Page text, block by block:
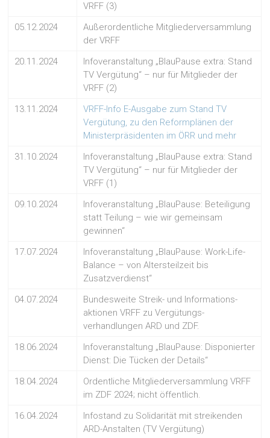
VRFF (3)
05.12.2024
Außerordentliche Mitgliederversammlung
der VRFF
20.11.2024
Infoveranstaltung „BlauPause extra: Stand
TV Vergütung“ – nur für Mitglieder der
VRFF (2)
13.11.2024
VRFF-Info E-Ausgabe zum Stand TV
Vergütung, zu den Reformplänen der
Ministerpräsidenten im ÖRR und mehr
31.10.2024
Infoveranstaltung „BlauPause extra: Stand
TV Vergütung“ – nur für Mitglieder der
VRFF (1)
09.10.2024
Infoveranstaltung „BlauPause: Beteiligung
statt Teilung – wie wir gemeinsam
gewinnen“
17.07.2024
Infoveranstaltung „BlauPause: Work-Life-
Balance – von Altersteilzeit bis
Zusatzverdienst“
04.07.2024
Bundesweite Streik- und Informations-
aktionen VRFF zu Vergütungs-
verhandlungen ARD und ZDF.
18.06.2024
Infoveranstaltung „BlauPause: Disponierter
Dienst: Die Tücken der Details“
18.04.2024
Ordentliche Mitgliederversammlung VRFF
im ZDF 2024; nicht öffentlich.
16.04.2024
Infostand zu Solidarität mit streikenden
ARD-Anstalten (TV Vergütung)